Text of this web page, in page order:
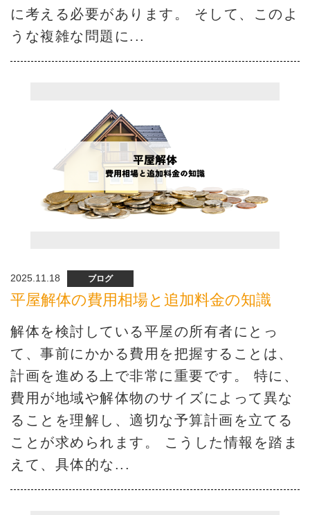
に考える必要があります。 そして、このよ
うな複雑な問題に...
2025.11.18 ブログ
平屋解体の費用相場と追加料金の知識
解体を検討している平屋の所有者にとっ
て、事前にかかる費用を把握することは、
計画を進める上で非常に重要です。 特に、
費用が地域や解体物のサイズによって異な
ることを理解し、適切な予算計画を立てる
ことが求められます。 こうした情報を踏ま
えて、具体的な...